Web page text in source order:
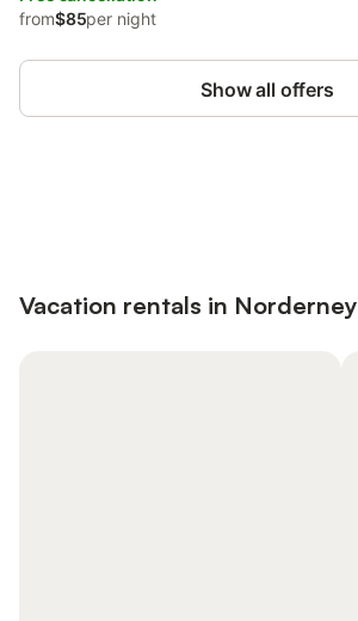
from$85per night
Show all offers
Vacation rentals in Norderney